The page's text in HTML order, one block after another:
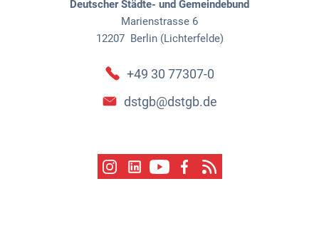
Deutscher Städte- und Gemeindebund
Marienstrasse 6
12207 Berlin (Lichterfelde)
+49 30 77307-0
dstgb@dstgb.de